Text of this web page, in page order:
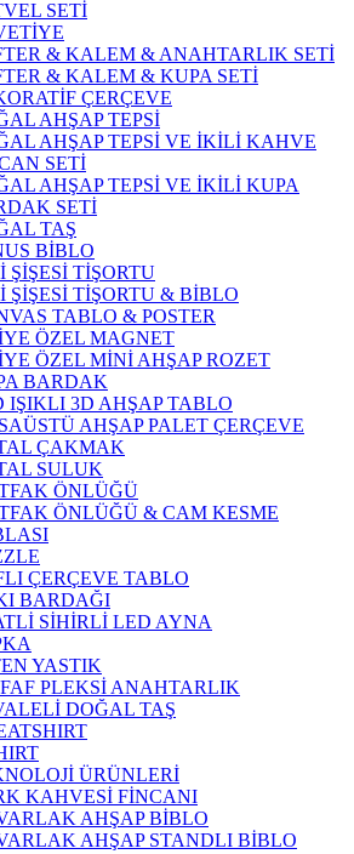
SETİ
& KALEM & ANAHTARLIK SETİ
& KALEM & KUPA SETİ
ÇERÇEVE
AHŞAP TEPSİ
AHŞAP TEPSİ VE İKİLİ KAHVE
SETİ
AHŞAP TEPSİ VE İKİLİ KUPA
SETİ
TAŞ
BİBLO
ŞİŞESİ TİŞORTU
ŞİŞESİ TİŞORTU & BİBLO
TABLO & POSTER
ÖZEL MAGNET
ÖZEL MİNİ AHŞAP ROZET
BARDAK
IŞIKLI 3D AHŞAP TABLO
AHŞAP PALET ÇERÇEVE
ÇAKMAK
SULUK
ÖNLÜĞÜ
ÖNLÜĞÜ & CAM KESME
ÇERÇEVE TABLO
BARDAĞI
SİHİRLİ LED AYNA
YASTIK
PLEKSİ ANAHTARLIK
DOĞAL TAŞ
ÜRÜNLERİ
KAHVESİ FİNCANI
AHŞAP BİBLO
AHŞAP STANDLI BİBLO